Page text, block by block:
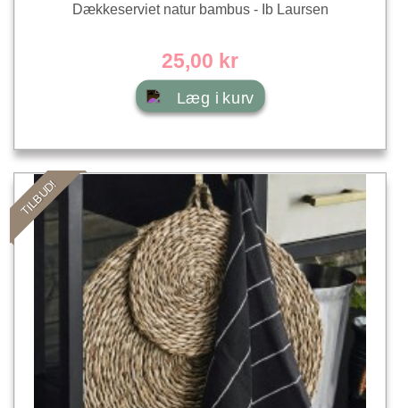
Dækkeserviet natur bambus - Ib Laursen
25,00 kr
Læg i kurv
TILBUD!